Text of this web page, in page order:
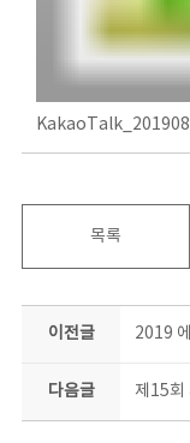
목록
이전글 2019
다음글